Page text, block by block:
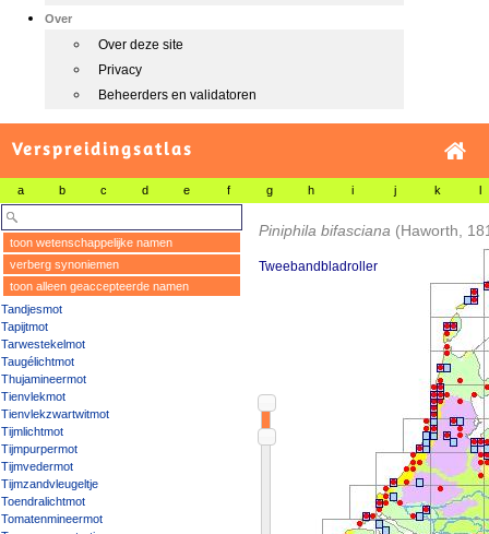
Over
Over deze site
Privacy
Beheerders en validatoren
Verspreidingsatlas
a b c d e f g h i j k l
toon wetenschappelijke namen
verberg synoniemen
toon alleen geaccepteerde namen
Tandjesmot
Tapijtmot
Tarwestekelmot
Taugélichtmot
Thujamineermot
Tienvlekmot
Tienvlekzwartwitmot
Tijmlichtmot
Tijmpurpermot
Tijmvedermot
Tijmzandvleugeltje
Toendralichtmot
Tomatenmineermot
Piniphila bifasciana (Haworth,
Tweebandbladroller